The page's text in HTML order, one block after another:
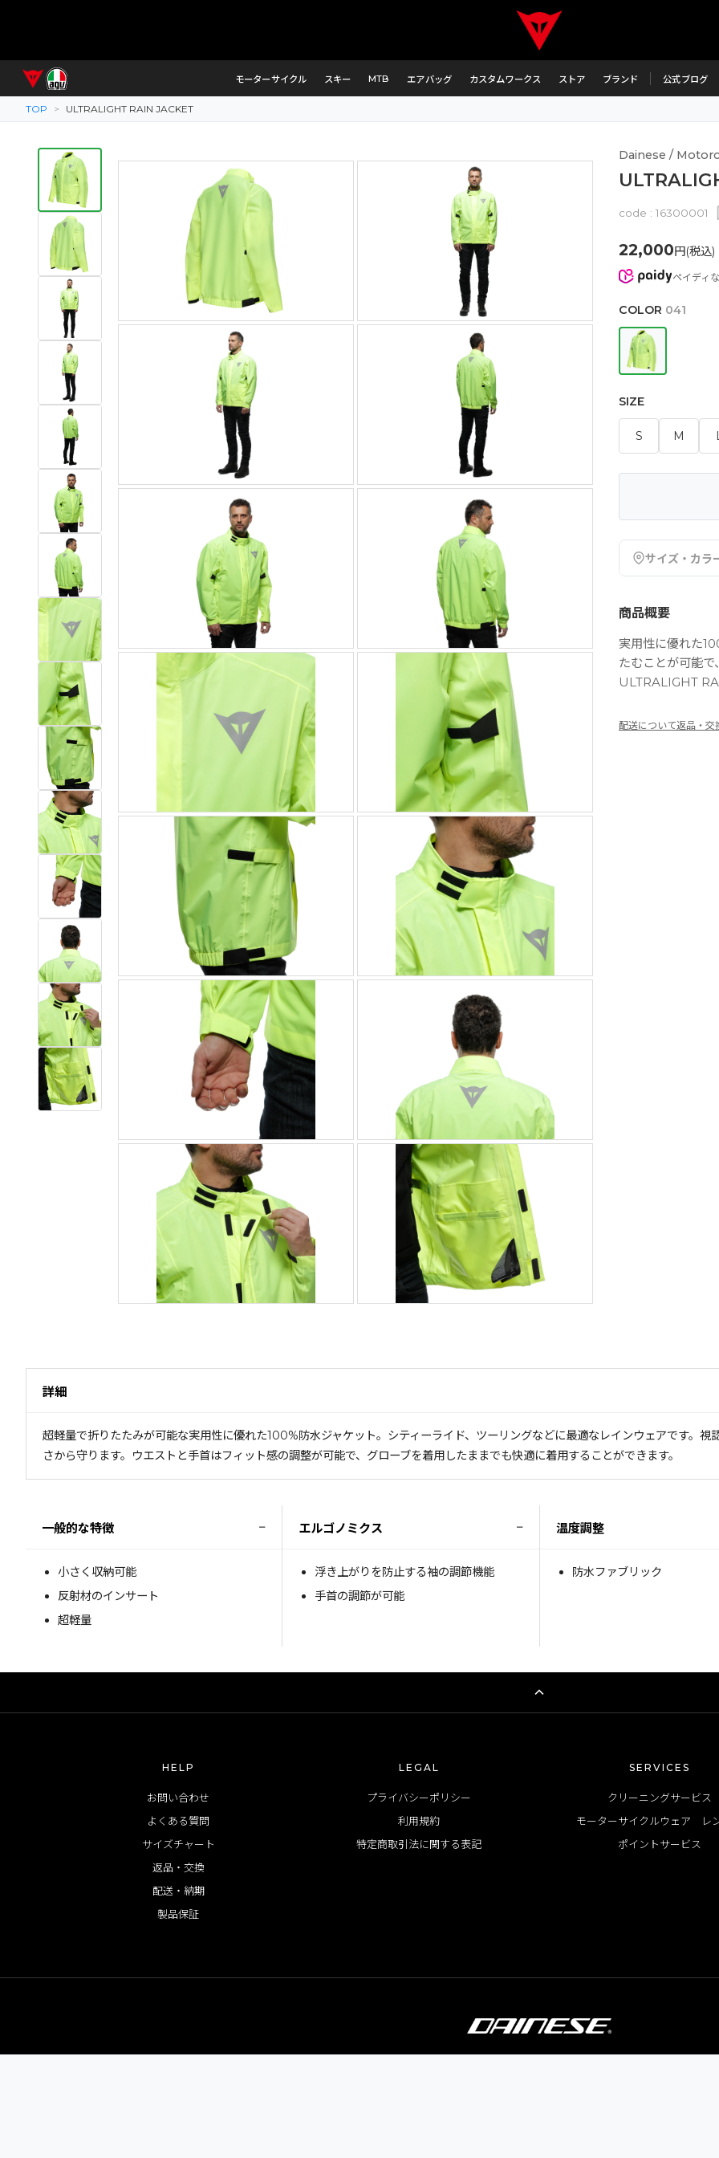
モーターサイクル スキー MTB エアバッグ カスタムワークス ストア ブランド 公式ブログ
TOP > ULTRALIGHT RAIN JACKET
Dainese /
code : 16300001
22,000円(税込)
ペイディ
COLOR 041
SIZE
S M
サイズ・カラ
商品概要
実用性に優れた
たむことが可能で
ULTRALIGHT
配送について返品・交
詳細
超軽量で折りたたみが可能な実用性に優れた100%防水ジャケット。シティーライド、ツーリングなどに最適なレインウェアです。
さから守ります。ウエストと手首はフィット感の調整が可能で、グローブを着用したままでも快適に着用することができます。
一般的な特徴 −
小さく収納可能
反射材のインサート
超軽量
エルゴノミクス −
浮き上がりを防止する袖の調節機能
手首の調節が可能
温度調整
防水ファブリック
HELP
お問い合わせ
よくある質問
サイズチャート
返品・交換
配送・納期
製品保証
LEGAL
プライバシーポリシー
利用規約
特定商取引法に関する表記
SERVICES
クリーニングサービス
モーターサイクルウェア レ
ポイントサービス